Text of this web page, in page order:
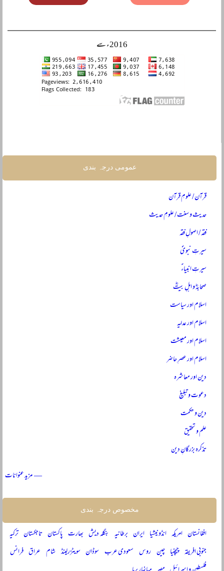
2016ء سے
عمومی درجہ بندی
قرآن / علومِ قرآن
حدیث و سنت / علومِ حدیث
فقہ / اصولِ فقہ
سیرتِ نبویؐ
سیرتِ انبیاءؑ
صحابہؓ و اہلِ بیتؓ
اسلام اور سیاست
اسلام اور عدلیہ
اسلام اور معیشت
اسلام اور عصرِ حاضر
دین اور معاشرہ
دعوت و تبلیغ
دین و حکمت
علم و تحقیق
تذکرہ بزرگانِ دین
— مزید عنوانات
مخصوص درجہ بندی
افغانستان امریکہ انڈونیشیا ایران برطانیہ بنگلہ دیش بھارت پاکستان تاجکستان ترکیہ
جنوبی افریقہ چیچنیا چین روس سعودی عرب سوڈان سویٹزرلینڈ شام عراق فرانس